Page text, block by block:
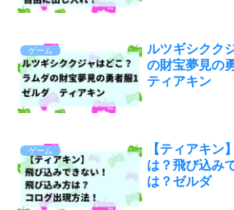
ゲーム
ルツギシクク
の財宝夢見の
ティアキン
ゲーム
【ティアキン
は？飛び込み
は？ゼルダ